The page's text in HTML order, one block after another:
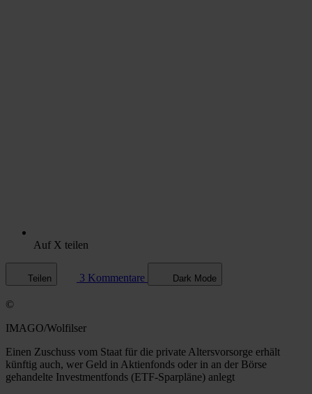
Auf X teilen
Teilen 3 Kommentare Dark Mode
©
IMAGO/Wolfilser
Einen Zuschuss vom Staat für die private Altersvorsorge erhält
künftig auch, wer Geld in Aktienfonds oder in an der Börse
gehandelte Investmentfonds (ETF-Sparpläne) anlegt